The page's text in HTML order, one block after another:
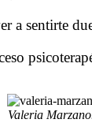
a sentirte
Valeria